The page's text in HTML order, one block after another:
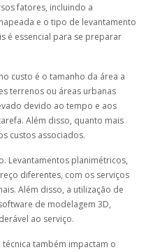
fatores, incluindo a
e o tipo de levantamento
é essencial para se preparar
custo é o tamanho da área a
terrenos ou áreas urbanas
devido ao tempo e aos
Além disso, quanto mais
custos associados.
Levantamentos planimétricos,
diferentes, com os serviços
Além disso, a utilização de
de modelagem 3D,
ao serviço.
também impactam o